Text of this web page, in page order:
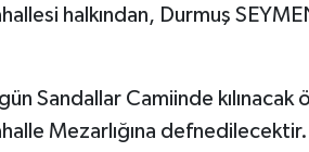
halkından, Durmuş
Sandallar Camiinde
Mezarlığına defnedilecektir.